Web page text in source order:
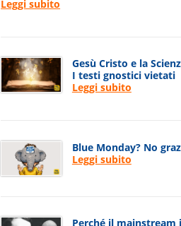
Leggi subito
Gesù Cristo e la
I testi gnostici vietati
Leggi subito
Blue Monday? No
Leggi subito
Perché il mainstream